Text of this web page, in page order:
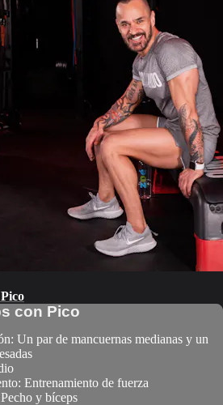
con Pico
Un par de mancuernas medianas y un
Entrenamiento de fuerza
y bíceps